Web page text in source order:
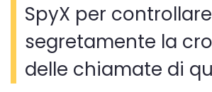
SpyX per controllare
segretamente la
delle chiamate di